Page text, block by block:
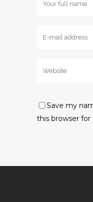
Save my
this browser